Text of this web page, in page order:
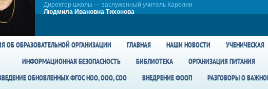
Директор школы — заслуженный учитель Карелии
Людмила Ивановна Тихонова
ОБ ОБРАЗОВАТЕЛЬНОЙ ОРГАНИЗАЦИИ ГЛАВНАЯ НАШИ НОВОСТИ УЧЕНИЧЕСКАЯ
ИНФОРМАЦИОННАЯ БЕЗОПАСНОСТЬ
БИБЛИОТЕКА ОРГАНИЗАЦИЯ ПИТАНИЯ
ОБНОВЛЕННЫХ ФГОС НОО, ООО, СОО
ВНЕДРЕНИЕ ФООП РАЗГОВОРЫ О